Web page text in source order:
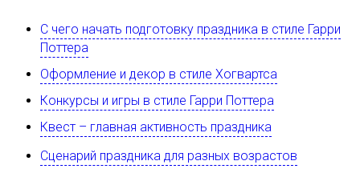
С чего начать подготовку праздника в стиле Гарри
Поттера
Оформление и декор в стиле Хогвартса
Конкурсы и игры в стиле Гарри Поттера
Квест – главная активность праздника
Сценарий праздника для разных возрастов